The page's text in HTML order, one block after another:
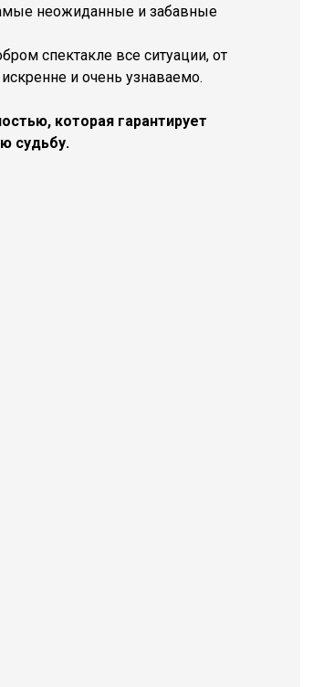
неожиданные и забавные
спектакле все ситуации, от
и очень узнаваемо.
которая гарантирует
судьбу.